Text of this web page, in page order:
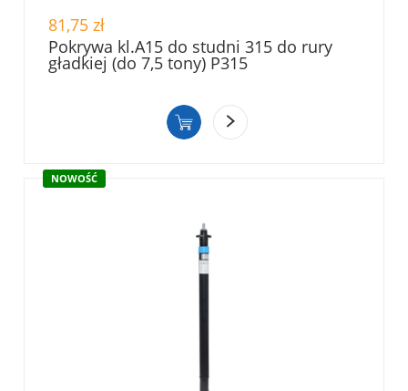
81,75 zł
Pokrywa kl.A15 do studni 315 do rury
gładkiej (do 7,5 tony) P315
NOWOŚĆ